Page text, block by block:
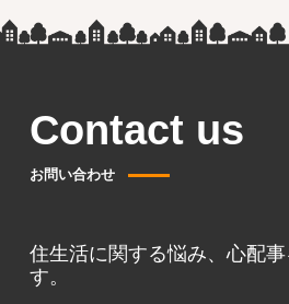
Contact us
お問い合わせ
住生活に関する悩み、心配
す。